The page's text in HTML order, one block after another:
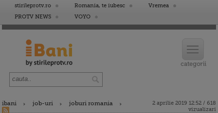
stirileprotv.ro Romania, te iubesc
Vremea
PROTV NEWS
VOYO
ibani job-uri joburi romania
2 aprilie 2019 12:52 / 618
vizualizari